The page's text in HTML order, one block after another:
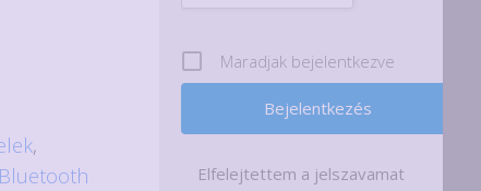
,
Bluetooth
Maradjak bejelentkezve
Elfelejtettem a jelszavamat